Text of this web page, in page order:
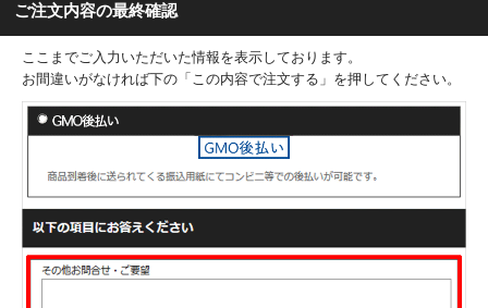
ご注文内容の最終確認
ここまでご入力いただいた情報を表示しております。
お間違いがなければ下の「この内容で注文する」を押してください。